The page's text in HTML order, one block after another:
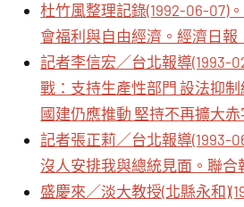
杜竹風整理記錄(1992-06-07)
會福利與自由經濟。經濟日報
記者李信宏／台北報導(1993-
戰：支持生產性部門 設法抑
國建仍應推動 堅持不再擴大
記者張正莉／台北報導(1993-
沒人安排我與總統見面。聯合
盛慶來／淡大教授(北縣永和